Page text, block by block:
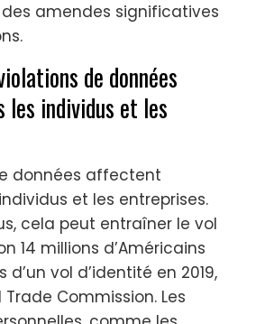
des amendes significatives
de données
individus et les
données affectent
et les entreprises.
cela peut entraîner le vol
14 millions d’Américains
vol d’identité en 2019,
Commission. Les